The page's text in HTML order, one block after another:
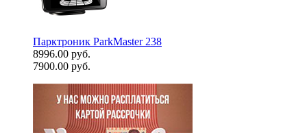
Парктроник ParkMaster 238
8996.00 руб.
7900.00 руб.